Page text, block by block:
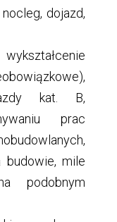
dojazd,
kat. B,
prac
budowie, mile
podobnym